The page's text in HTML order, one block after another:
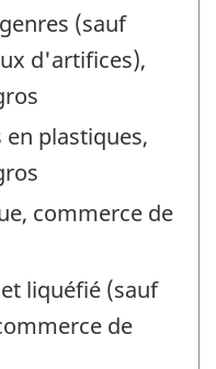
(sauf
d'artifices),
en plastiques,
commerce de
liquéfié (sauf
de